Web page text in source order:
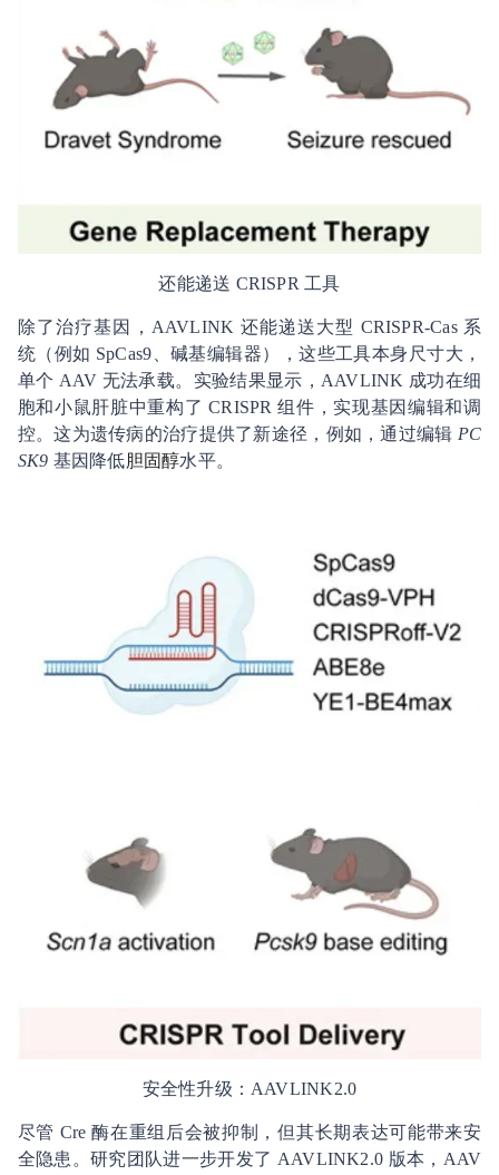
还能递送 CRISPR 工具
除了治疗基因，AAVLINK 还能递送大型 CRISPR-Cas 系
统（例如 SpCas9、碱基编辑器），这些工具本身尺寸大，
单个 AAV 无法承载。实验结果显示，AAVLINK 成功在细
胞和小鼠肝脏中重构了 CRISPR 组件，实现基因编辑和调
控。这为遗传病的治疗提供了新途径，例如，通过编辑 PC
SK9 基因降低胆固醇水平。
安全性升级：AAVLINK2.0
尽管 Cre 酶在重组后会被抑制，但其长期表达可能带来安
全隐患。研究团队进一步开发了 AAVLINK2.0 版本，AAV